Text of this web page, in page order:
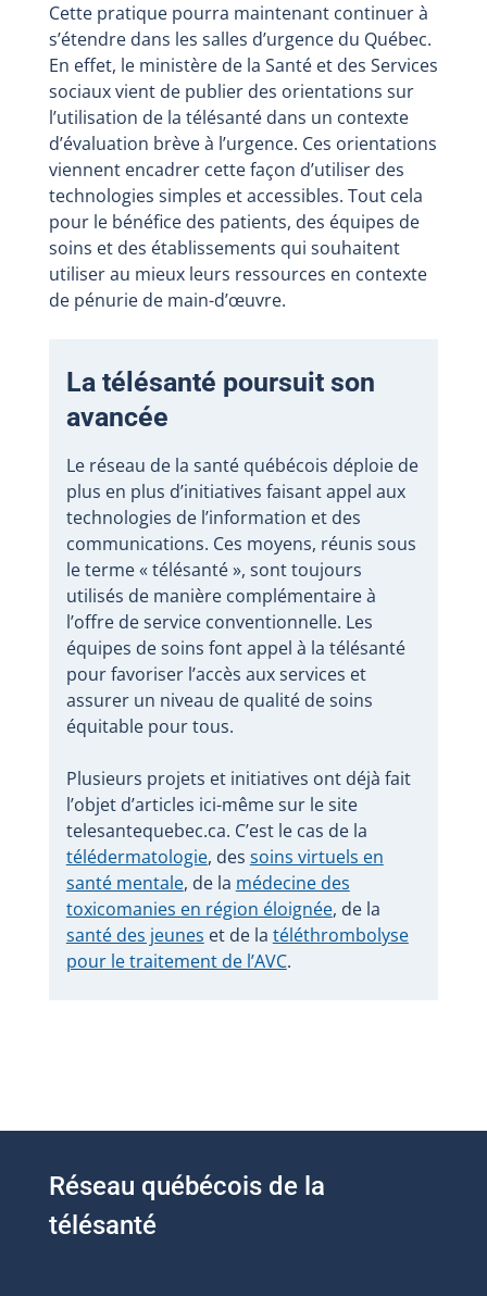
Cette pratique pourra maintenant continuer à
s’étendre dans les salles d’urgence du Québec.
En effet, le ministère de la Santé et des Services
sociaux vient de publier des orientations sur
l’utilisation de la télésanté dans un contexte
d’évaluation brève à l’urgence. Ces orientations
viennent encadrer cette façon d’utiliser des
technologies simples et accessibles. Tout cela
pour le bénéfice des patients, des équipes de
soins et des établissements qui souhaitent
utiliser au mieux leurs ressources en contexte
de pénurie de main-d’œuvre.
La télésanté poursuit son
avancée
Le réseau de la santé québécois déploie de
plus en plus d’initiatives faisant appel aux
technologies de l’information et des
communications. Ces moyens, réunis sous
le terme « télésanté », sont toujours
utilisés de manière complémentaire à
l’offre de service conventionnelle. Les
équipes de soins font appel à la télésanté
pour favoriser l’accès aux services et
assurer un niveau de qualité de soins
équitable pour tous.
Plusieurs projets et initiatives ont déjà fait
l’objet d’articles ici-même sur le site
telesantequebec.ca. C’est le cas de la
télédermatologie, des soins virtuels en
santé mentale, de la médecine des
toxicomanies en région éloignée, de la
santé des jeunes et de la téléthrombolyse
pour le traitement de l’AVC.
Réseau québécois de la
télésanté